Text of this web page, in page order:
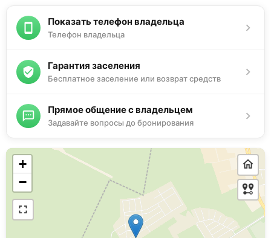
+
−
Показать телефон владельца
Телефон владельца
Гарантия заселения
Бесплатное заселение или возврат средств
Прямое общение с владельцем
Задавайте вопросы до бронирования